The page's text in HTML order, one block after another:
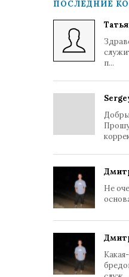
ПОСЛЕДНИЕ
п...
Не